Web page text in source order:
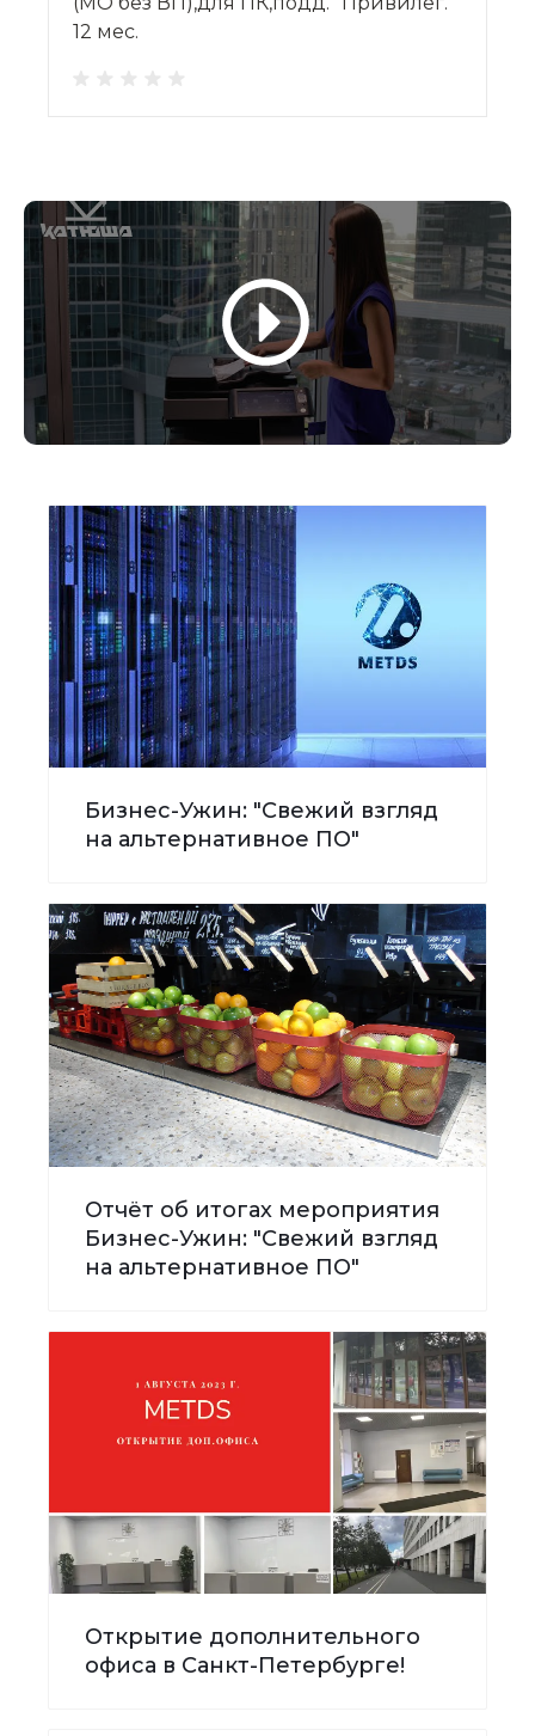
12 мес.
Бизнес-Ужин: "Свежий взгляд
на альтернативное ПО"
Отчёт об итогах мероприятия
Бизнес-Ужин: "Свежий взгляд
на альтернативное ПО"
Открытие дополнительного
офиса в Санкт-Петербурге!